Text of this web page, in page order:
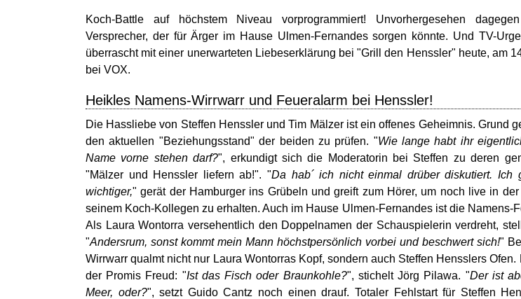
Koch-Battle auf höchstem Niveau vorprogrammiert! Unvorhergesehen
Versprecher, der für Ärger im Hause Ulmen-Fernandes sorgen könnte. Und TV-
überrascht mit einer unerwarteten Liebeserklärung bei "Grill den Henssler" heute, am
bei VOX.
Heikles Namens-Wirrwarr und Feueralarm bei Henssler!
Die Hassliebe von Steffen Henssler und Tim Mälzer ist ein offenes Geheimnis. Grund
den aktuellen "Beziehungsstand" der beiden zu prüfen. "Wie lange habt ihr
Name vorne stehen darf?", erkundigt sich die Moderatorin bei Steffen zu deren
"Mälzer und Henssler liefern ab!". "Da hab´ ich nicht einmal drüber diskutiert. Ich
wichtiger," gerät der Hamburger ins Grübeln und greift zum Hörer, um noch live in
seinem Koch-Kollegen zu erhalten. Auch im Hause Ulmen-Fernandes ist die Namens-
Als Laura Wontorra versehentlich den Doppelnamen der Schauspielerin verdreht,
"Andersrum, sonst kommt mein Mann höchstpersönlich vorbei und beschwert sich!"
Wirrwarr qualmt nicht nur Laura Wontorras Kopf, sondern auch Steffen Hensslers
der Promis Freud: "Ist das Fisch oder Braunkohle?", stichelt Jörg Pilawa. "Der ist
Meer, oder?", setzt Guido Cantz noch einen drauf. Totaler Fehlstart für Steffen